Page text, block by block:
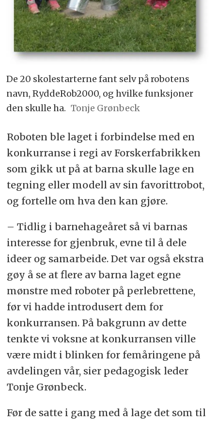
De 20 skolestarterne fant selv på robotens
navn, RyddeRob2000, og hvilke funksjoner
den skulle ha. Tonje Grønbeck
Roboten ble laget i forbindelse med en
konkurranse i regi av Forskerfabrikken
som gikk ut på at barna skulle lage en
tegning eller modell av sin favorittrobot,
og fortelle om hva den kan gjøre.
– Tidlig i barnehageåret så vi barnas
interesse for gjenbruk, evne til å dele
ideer og samarbeide. Det var også ekstra
gøy å se at flere av barna laget egne
mønstre med roboter på perlebrettene,
før vi hadde introdusert dem for
konkurransen. På bakgrunn av dette
tenkte vi voksne at konkurransen ville
være midt i blinken for femåringene på
avdelingen vår, sier pedagogisk leder
Tonje Grønbeck.
Før de satte i gang med å lage det som til